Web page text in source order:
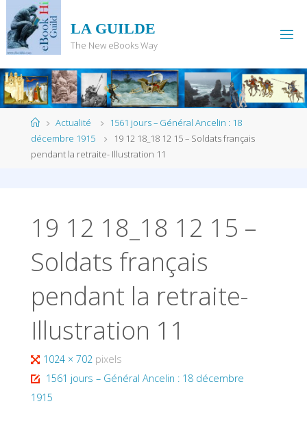
content
LA GUILDE
The New eBooks Way
HomeActualité
1561 jours – Général Ancelin : 18
décembre 1915
19 12 18_18 12 15 – Soldats français
pendant la retraite- Illustration 11
19 12 18_18 12 15 –
Soldats français
pendant la retraite-
Illustration 11
Full
size
1024 × 702 pixels
1561 jours – Général Ancelin : 18 décembre
1915